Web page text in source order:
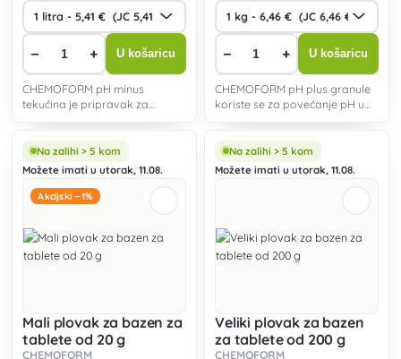
− + U košaricu
CHEMOFORM pH minus
tekućina je pripravak za
idealnu vrijednost od 7,0 - 7,4.
− + U košaricu
CHEMOFORM pH plus granule
koriste se za povećanje pH u
Na zalihi > 5 kom
Možete imati u utorak, 11.08.
Akcijski −1%
Mali plovak za bazen za
tablete od 20 g
CHEMOFORM
Na zalihi > 5 kom
Možete imati u utorak, 11.08.
Veliki plovak za bazen
za tablete od 200 g
CHEMOFORM